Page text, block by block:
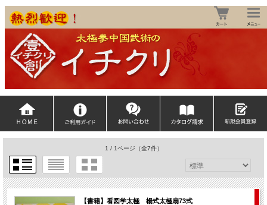
1 / 1ページ （全7件）
【書籍】看図学太極 楊式太極扇73式